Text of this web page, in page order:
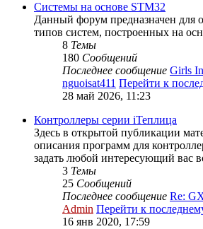
Системы на основе STM32
Данный форум предназначен для
типов систем, построенных на
8 Темы
180 Сообщений
Последнее сообщение Girls
nguoisat411 Перейти к
28 май 2026, 11:23
Контроллеры серии iТеплица
Здесь в открытой публикации
описания программ для
задать любой интересующий вас
3 Темы
25 Сообщений
Последнее сообщение Re:
Admin Перейти к
16 янв 2020, 17:59